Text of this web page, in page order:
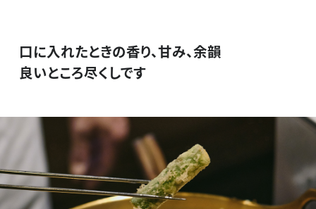
口に入れたときの香り、甘み、余韻
良いところ尽くしです